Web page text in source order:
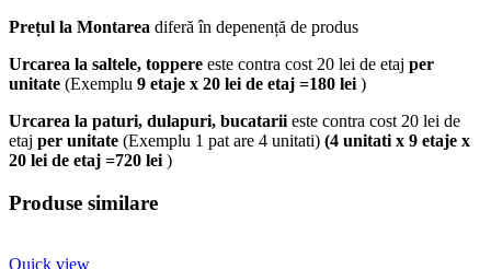
Prețul la Montarea diferă în depenență de produs
Urcarea la saltele, toppere este contra cost 20 lei de etaj per
unitate (Exemplu 9 etaje x 20 lei de etaj =180 lei )
Urcarea la paturi, dulapuri, bucatarii este contra cost 20 lei de
etaj per unitate (Exemplu 1 pat are 4 unitati) (4 unitati x 9 etaje x
20 lei de etaj =720 lei )
Produse similare
Quick view